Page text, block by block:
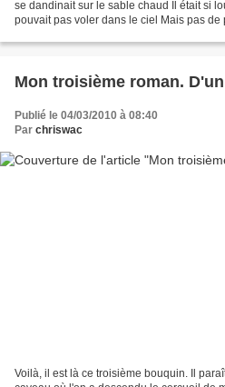
se dandinait sur le sable chaud Il était si
pouvait pas voler dans le ciel Mais pas
Mon troisième roman.
Publié le 04/03/2010 à 08:40
Par chriswac
Voilà, il est là ce troisième bouquin. Il